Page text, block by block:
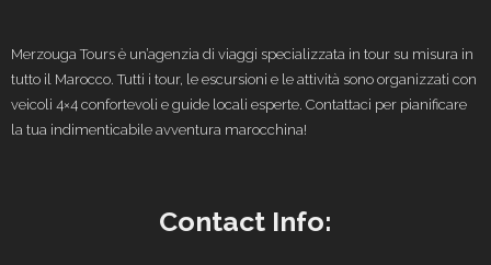
Merzouga Tours è un’agenzia di viaggi specializzata in tour su misura in
tutto il Marocco. Tutti i tour, le escursioni e le attività sono organizzati con
veicoli 4×4 confortevoli e guide locali esperte. Contattaci per pianificare
la tua indimenticabile avventura marocchina!
Contact Info: